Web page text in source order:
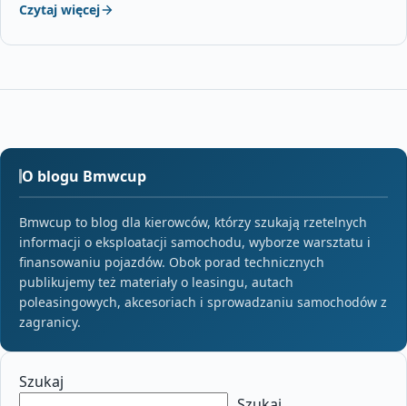
Czytaj więcej
O blogu Bmwcup
Bmwcup to blog dla kierowców, którzy szukają rzetelnych
informacji o eksploatacji samochodu, wyborze warsztatu i
finansowaniu pojazdów. Obok porad technicznych
publikujemy też materiały o leasingu, autach
poleasingowych, akcesoriach i sprowadzaniu samochodów z
zagranicy.
Szukaj